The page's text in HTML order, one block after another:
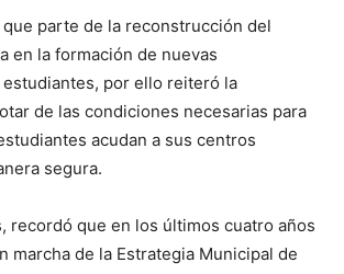
parte de la reconstrucción del
en la formación de nuevas
por ello reiteró la
de las condiciones necesarias para
acudan a sus centros
segura.
recordó que en los últimos cuatro años
marcha de la Estrategia Municipal de